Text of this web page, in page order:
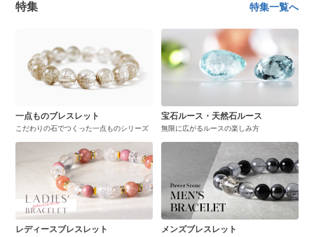
特集 特集一覧へ
一点ものブレスレット
こだわりの石でつくった一点ものシリーズ
宝石ルース・天然石ルース
無限に広がるルースの楽しみ方
レディースブレスレット メンズブレスレット